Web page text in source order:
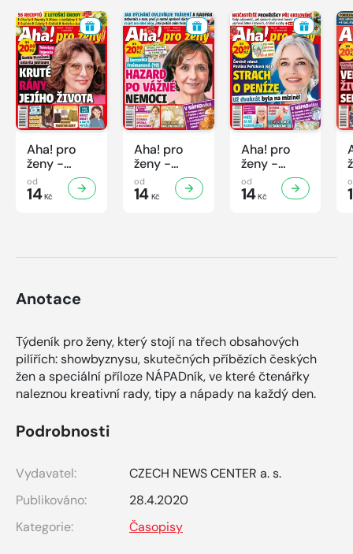
Aha! pro
ženy -
32/2026
od
14Kč
Aha! pro
ženy -
31/2026
od
14Kč
Aha! pro
ženy -
30/2026
od
14Kč
Anotace
Týdeník pro ženy, který stojí na třech obsahových
pilířích: showbyznysu, skutečných příbězích českých
žen a speciální příloze NÁPADník, ve které čtenářky
naleznou kreativní rady, tipy a nápady na každý den.
Podrobnosti
Vydavatel:
CZECH NEWS CENTER a. s.
Publikováno:
28.4.2020
Kategorie:
Časopisy